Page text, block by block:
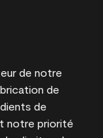
de notre
de
de
notre priorité